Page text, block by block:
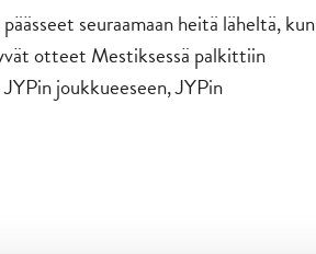
seuraamaan heitä läheltä, kun
otteet Mestiksessä palkittiin
joukkueeseen, JYPin